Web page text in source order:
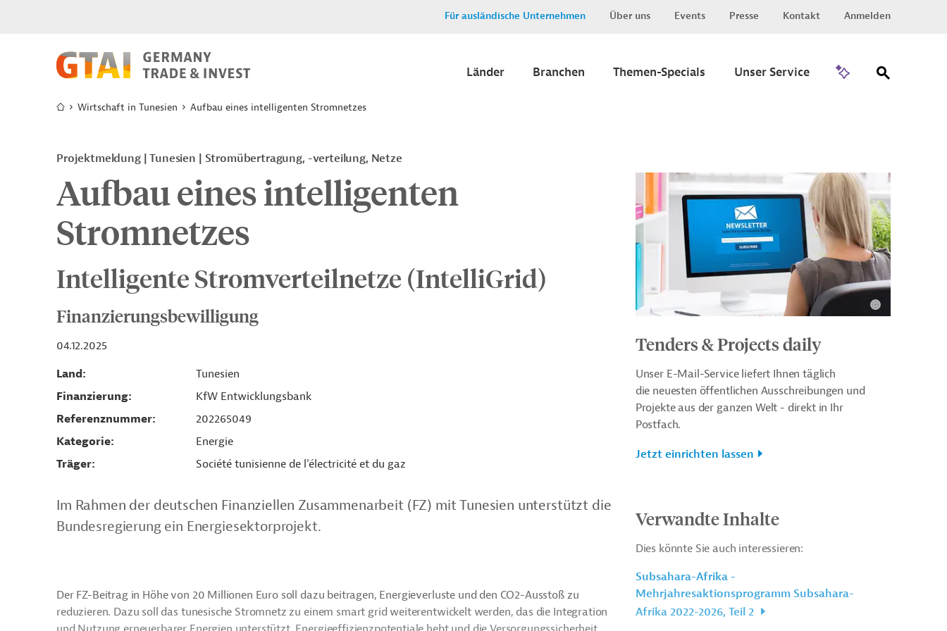
Für ausländische Unternehmen Über uns Events Presse Kontakt Anmelden
Länder Branchen Themen-Specials Unser Service
Wirtschaft in Tunesien Aufbau eines intelligenten Stromnetzes
Projektmeldung Tunesien Stromübertragung, -verteilung, Netze
Aufbau eines intelligenten
Stromnetzes
Intelligente Stromverteilnetze (IntelliGrid)
Finanzierungsbewilligung
04.12.2025
Land
Tunesien
Finanzierung
KfW Entwicklungsbank
Referenznummer
202265049
Kategorie
Energie
Träger
Société tunisienne de l'électricité et du gaz
Im Rahmen der deutschen Finanziellen Zusammenarbeit (FZ) mit Tunesien unterstützt die
Bundesregierung ein Energiesektorprojekt.
Der FZ-Beitrag in Höhe von 20 Millionen Euro soll dazu beitragen, Energieverluste und den CO2-Ausstoß zu
reduzieren. Dazu soll das tunesische Stromnetz zu einem smart grid weiterentwickelt werden, das die Integration
Tenders & Projects daily
Unser E-Mail-Service liefert Ihnen täglich
die neuesten öffentlichen Ausschreibungen und
Projekte aus der ganzen Welt - direkt in Ihr
Postfach.
Jetzt einrichten lassen
Verwandte Inhalte
Dies könnte Sie auch interessieren:
Subsahara-Afrika -
Mehrjahresaktionsprogramm Subsahara-
Afrika 2022-2026, Teil 2